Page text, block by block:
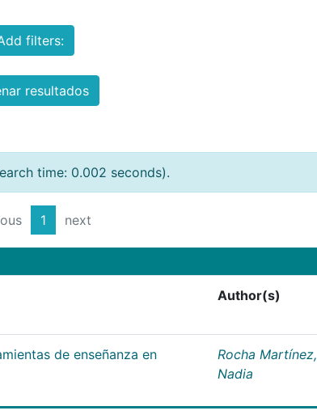
filters:
resultados
time: 0.002 seconds).
1 next
Author(s)
de enseñanza en
Rocha Martínez,
Nadia